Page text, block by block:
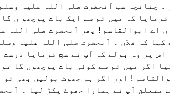
۔ چنانچہ سب آنحضرت صلی اللہ علیہ
فرمایا کہ میں تم سے ایک بات پوچھو ں
اے ابوالقاسم ! پھر آنحضرت صلی اللہ
کہا کہ فلاں ۔ آنحضرت صلی اللہ علیہ
اس پر وہ بولے کہ آپ نے سچ فرمایا
اگر میں تم سے کوئی بات پوچھوں گا
! اور اگر ہم جھوٹ بولیں بھی
متعلق آپ نے ہمارا جھوٹ پکڑ لیا ۔